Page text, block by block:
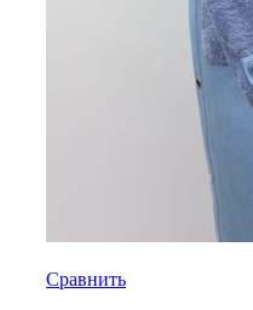
Сравнить